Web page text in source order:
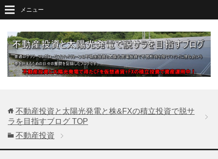
メニュー
不動産投資と太陽光発電と株&FXの積立投資で脱サ
ラを目指すブログ TOP
不動産投資